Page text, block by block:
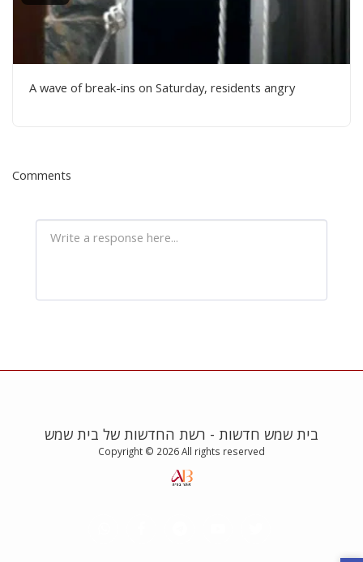
A wave of break-ins on Saturday, residents angry
Comments
בית שמש חדשות - רשת החדשות של בית שמש
Copyright © 2026 All rights reserved